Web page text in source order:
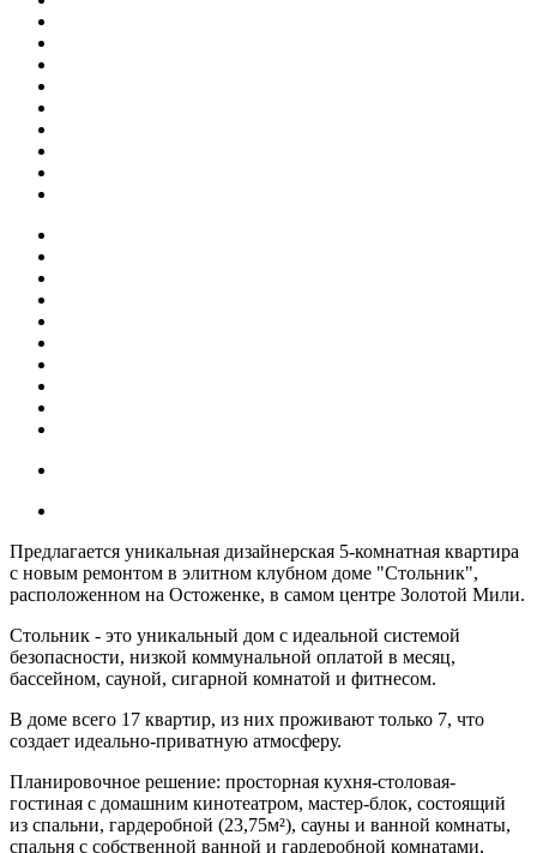
Предлагается уникальная дизайнерская 5-комнатная квартира
с новым ремонтом в элитном клубном доме "Стольник",
расположенном на Остоженке, в самом центре Золотой Мили.
Стольник - это уникальный дом с идеальной системой
безопасности, низкой коммунальной оплатой в месяц,
бассейном, сауной, сигарной комнатой и фитнесом.
В доме всего 17 квартир, из них проживают только 7, что
создает идеально-приватную атмосферу.
Планировочное решение: просторная кухня-столовая-
гостиная с домашним кинотеатром, мастер-блок, состоящий
из спальни, гардеробной (23,75м²), сауны и ванной комнаты,
спальня с собственной ванной и гардеробной комнатами,